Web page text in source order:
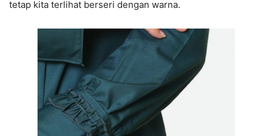
tetap kita terlihat berseri dengan warna.